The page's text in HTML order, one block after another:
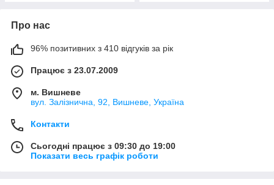
Про нас
96% позитивних з 410 відгуків за рік
Працює з 23.07.2009
м. Вишневе
вул. Залізнична, 92, Вишневе, Україна
Контакти
Сьогодні працює з 09:30 до 19:00
Показати весь графік роботи